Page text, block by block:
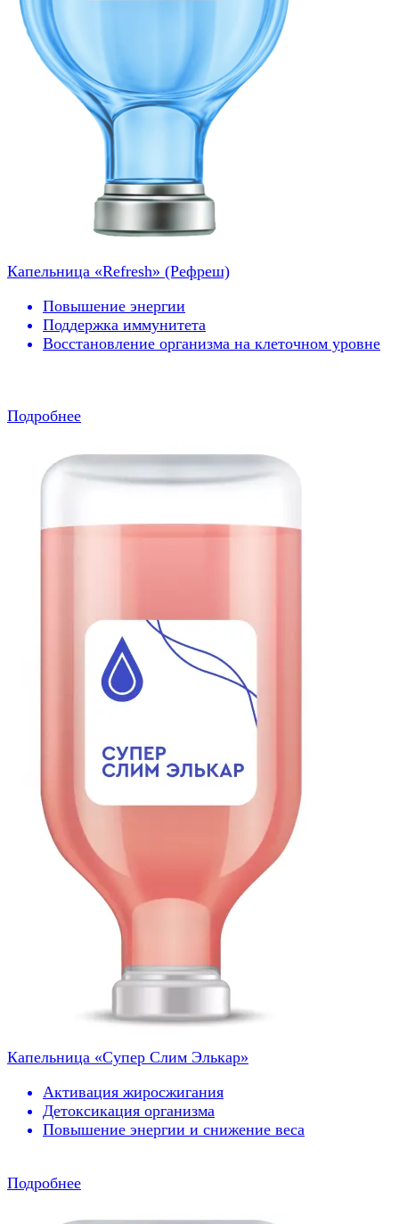
Капельница «Refresh» (Рефреш)
Повышение энергии
Поддержка иммунитета
Восстановление организма на клеточном уровне
Подробнее
Капельница «Супер Слим Элькар»
Активация жиросжигания
Детоксикация организма
Повышение энергии и снижение веса
Подробнее